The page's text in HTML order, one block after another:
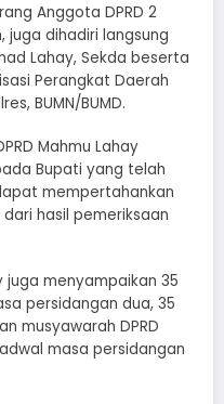
Anggota DPRD 2
juga dihadiri langsung
Lahay, Sekda beserta
Perangkat Daerah
BUMN/BUMD.
Mahmu Lahay
Bupati yang telah
mempertahankan
dari hasil pemeriksaan
juga menyampaikan 35
persidangan dua, 35
musyawarah DPRD
masa persidangan